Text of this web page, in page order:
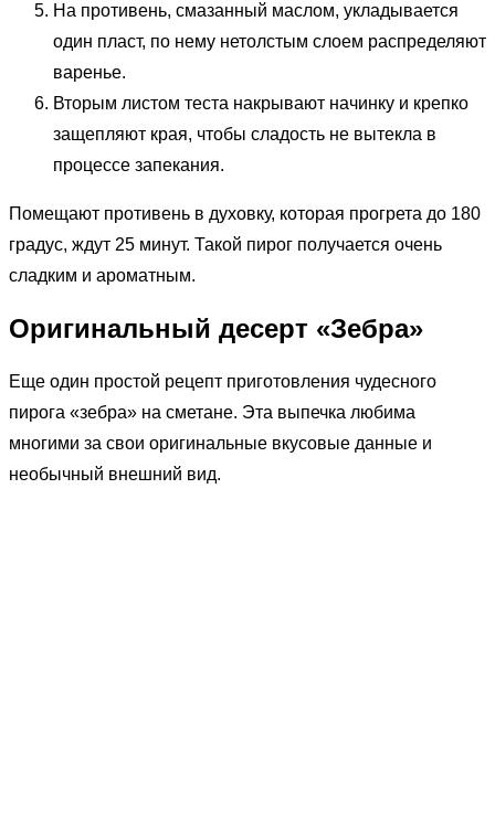
На противень, смазанный маслом, укладывается
один пласт, по нему нетолстым слоем распределяют
варенье.
Вторым листом теста накрывают начинку и крепко
защепляют края, чтобы сладость не вытекла в
процессе запекания.
Помещают противень в духовку, которая прогрета до 180
градус, ждут 25 минут. Такой пирог получается очень
сладким и ароматным.
Оригинальный десерт «Зебра»
Еще один простой рецепт приготовления чудесного
пирога «зебра» на сметане. Эта выпечка любима
многими за свои оригинальные вкусовые данные и
необычный внешний вид.